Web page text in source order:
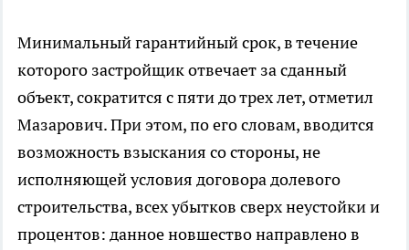
Минимальный гарантийный срок, в течение
которого застройщик отвечает за сданный
объект, сократится с пяти до трех лет, отметил
Мазарович. При этом, по его словам, вводится
возможность взыскания со стороны, не
исполняющей условия договора долевого
строительства, всех убытков сверх неустойки и
процентов: данное новшество направлено в